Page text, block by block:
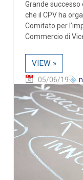
Grande successo
che il CPV ha
Comitato per
Commercio di
VIEW »
05/06/19